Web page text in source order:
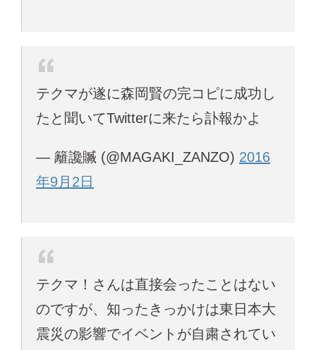
テクマが遂に森岡賢の完コピに成功し
たと聞いてTwitterに来たら訃報かよ
— 籬讒贓 (@MAGAKI_ZANZO) 2016
年9月2日
テクマ！さんは直接会ったことはない
のですが、知ったきっかけは東日本大
震災の影響でイベントが自粛されてい